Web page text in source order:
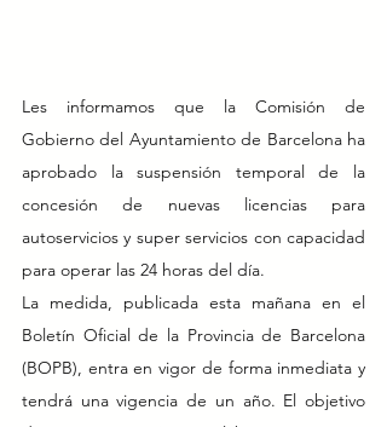
Les informamos que la Comisión de
Gobierno del Ayuntamiento de Barcelona ha
aprobado la suspensión temporal de la
concesión de nuevas licencias para
autoservicios y super servicios con capacidad
para operar las 24 horas del día.
La medida, publicada esta mañana en el
Boletín Oficial de la Provincia de Barcelona
(BOPB), entra en vigor de forma inmediata y
tendrá una vigencia de un año. El objetivo